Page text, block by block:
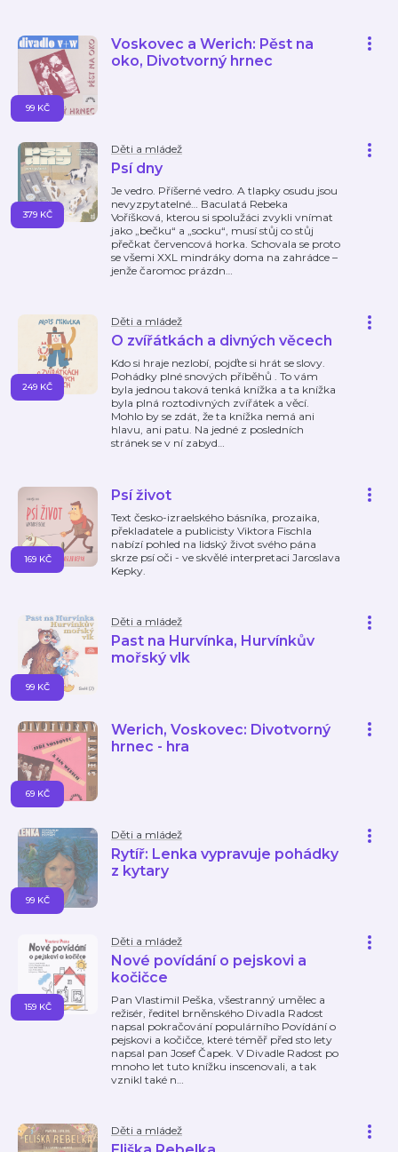
Voskovec a Werich: Pěst na
oko, Divotvorný hrnec
99 KČ
Děti a mládež
Psí dny
Je vedro. Příšerné vedro. A tlapky osudu jsou
nevyzpytatelné… Baculatá Rebeka
Voříšková, kterou si spolužáci zvykli vnímat
jako „bečku“ a „socku“, musí stůj co stůj
přečkat červencová horka. Schovala se proto
se všemi XXL mindráky doma na zahrádce –
jenže čaromoc prázdn…
379 KČ
Děti a mládež
O zvířátkách a divných věcech
Kdo si hraje nezlobí, pojďte si hrát se slovy.
Pohádky plné snových příběhů . To vám
byla jednou taková tenká knížka a ta knížka
byla plná roztodivných zvířátek a věcí.
Mohlo by se zdát, že ta knížka nemá ani
hlavu, ani patu. Na jedné z posledních
stránek se v ní zabyd…
249 KČ
Psí život
Text česko-izraelského básníka, prozaika,
překladatele a publicisty Viktora Fischla
nabízí pohled na lidský život svého pána
skrze psí oči - ve skvělé interpretaci Jaroslava
Kepky.
169 KČ
Děti a mládež
Past na Hurvínka, Hurvínkův
mořský vlk
99 KČ
Werich, Voskovec: Divotvorný
hrnec - hra
69 KČ
Děti a mládež
Rytíř: Lenka vypravuje pohádky
z kytary
99 KČ
Děti a mládež
Nové povídání o pejskovi a
kočičce
Pan Vlastimil Peška, všestranný umělec a
režisér, ředitel brněnského Divadla Radost
napsal pokračování populárního Povídání o
pejskovi a kočičce, které téměř před sto lety
napsal pan Josef Čapek. V Divadle Radost po
mnoho let tuto knížku inscenovali, a tak
vznikl také n…
159 KČ
Děti a mládež